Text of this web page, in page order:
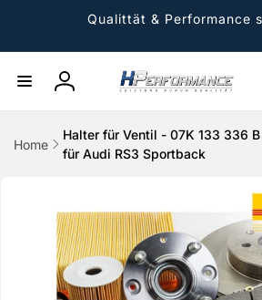
Qualittät & Performance
Einloggen
Home
Halter für Ventil - 07K 133 336
für Audi RS3 Sportback